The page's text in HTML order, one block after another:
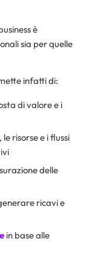
è
sia per quelle
infatti di:
di valore e i
risorse e i flussi
delle
ricavi e
in base alle